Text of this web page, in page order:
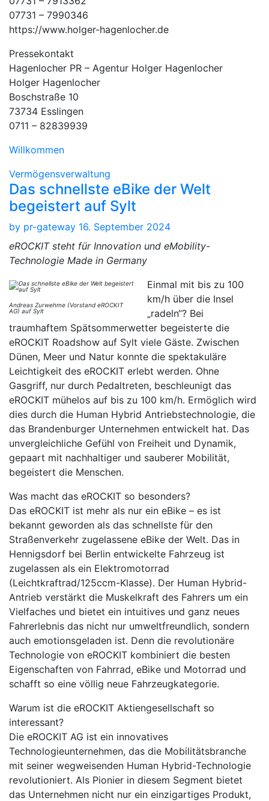
07731 – 7990346
https://www.holger-hagenlocher.de
Pressekontakt
Hagenlocher PR – Agentur Holger Hagenlocher
Holger Hagenlocher
Boschstraße 10
73734 Esslingen
0711 – 82839939
Willkommen
Vermögensverwaltung
Das schnellste eBike der Welt
begeistert auf Sylt
by pr-gateway 16. September 2024
eROCKIT steht für Innovation und eMobility-
Technologie Made in Germany
Andreas Zurwehme (Vorstand eROCKIT
AG) auf Sylt
Einmal mit bis zu 100
km/h über die Insel
„radeln“? Bei
traumhaftem Spätsommerwetter begeisterte die
eROCKIT Roadshow auf Sylt viele Gäste. Zwischen
Dünen, Meer und Natur konnte die spektakuläre
Leichtigkeit des eROCKIT erlebt werden. Ohne
Gasgriff, nur durch Pedaltreten, beschleunigt das
eROCKIT mühelos auf bis zu 100 km/h. Ermöglich wird
dies durch die Human Hybrid Antriebstechnologie, die
das Brandenburger Unternehmen entwickelt hat. Das
unvergleichliche Gefühl von Freiheit und Dynamik,
gepaart mit nachhaltiger und sauberer Mobilität,
begeistert die Menschen.
Was macht das eROCKIT so besonders?
Das eROCKIT ist mehr als nur ein eBike – es ist
bekannt geworden als das schnellste für den
Straßenverkehr zugelassene eBike der Welt. Das in
Hennigsdorf bei Berlin entwickelte Fahrzeug ist
zugelassen als ein Elektromotorrad
(Leichtkraftrad/125ccm-Klasse). Der Human Hybrid-
Antrieb verstärkt die Muskelkraft des Fahrers um ein
Vielfaches und bietet ein intuitives und ganz neues
Fahrerlebnis das nicht nur umweltfreundlich, sondern
auch emotionsgeladen ist. Denn die revolutionäre
Technologie von eROCKIT kombiniert die besten
Eigenschaften von Fahrrad, eBike und Motorrad und
schafft so eine völlig neue Fahrzeugkategorie.
Warum ist die eROCKIT Aktiengesellschaft so
interessant?
Die eROCKIT AG ist ein innovatives
Technologieunternehmen, das die Mobilitätsbranche
mit seiner wegweisenden Human Hybrid-Technologie
revolutioniert. Als Pionier in diesem Segment bietet
das Unternehmen nicht nur ein einzigartiges Produkt,